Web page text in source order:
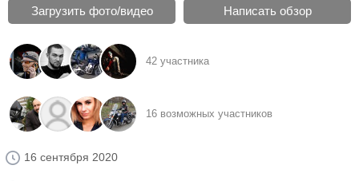
Загрузить фото/видео Написать обзор
42 участника
16 возможных участников
16 сентября 2020